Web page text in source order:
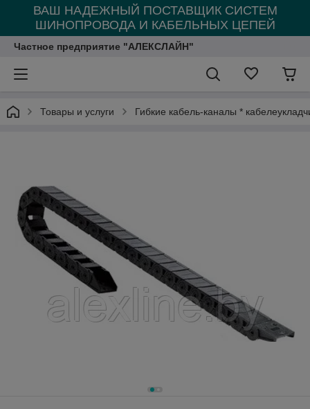
ВАШ НАДЕЖНЫЙ ПОСТАВЩИК СИСТЕМ
ШИНОПРОВОДА И КАБЕЛЬНЫХ ЦЕПЕЙ
Частное предприятие "АЛЕКСЛАЙН"
Товары и услуги Гибкие кабель-каналы *